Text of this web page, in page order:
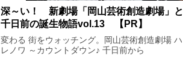
深～い！ 新劇場「岡山芸術創造劇場」と
千日前の誕生物語vol.13 【PR】
変わる 街をウォッチング。岡山芸術創造劇場 ハ
レノワ ～カウントダウン♪ 千日前から